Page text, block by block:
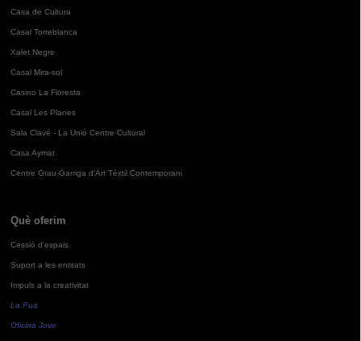
Casa de Cultura
Casal Torreblanca
Xalet Negre
Casal Mira-sol
Casino La Floresta
Casal Les Planes
Sala Clavé - La Unió Centre Cultural
Casa Aymat
Centre Grau-Garriga d'Art Tèxtil Contemporani
Què oferim
Cessió d'espais
Suport a les entitats
Impuls a la creativitat
La Pua
Oficina Jove